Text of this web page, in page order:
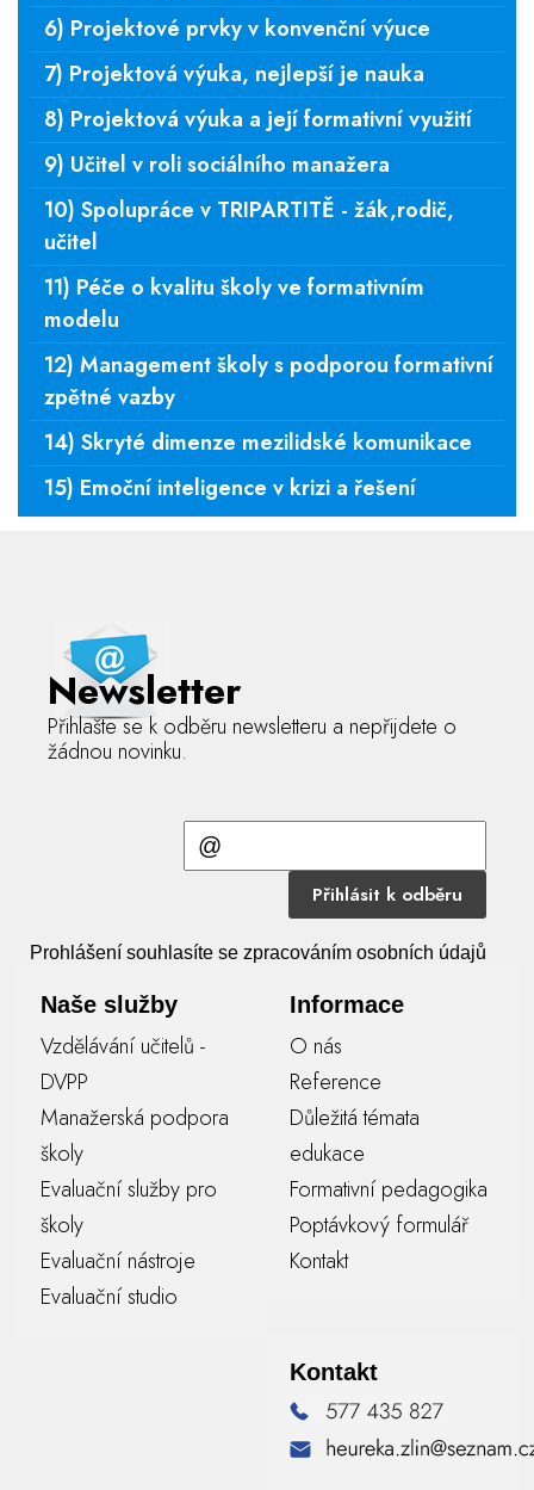
6) Projektové prvky v konvenční výuce
7) Projektová výuka, nejlepší je nauka
8) Projektová výuka a její formativní využití
9) Učitel v roli sociálního manažera
10) Spolupráce v TRIPARTITĚ - žák,rodič,
učitel
11) Péče o kvalitu školy ve formativním
modelu
12) Management školy s podporou formativní
zpětné vazby
14) Skryté dimenze mezilidské komunikace
15) Emoční inteligence v krizi a řešení
Newsletter
Přihlašte se k odběru newsletteru a nepřijdete o
žádnou novinku.
Přihlásit k odběru
Prohlášení souhlasíte se zpracováním osobních údajů
Naše služby
Vzdělávání učitelů -
DVPP
Manažerská podpora
školy
Evaluační služby pro
školy
Evaluační nástroje
Evaluační studio
Informace
O nás
Reference
Důležitá témata
edukace
Formativní pedagogika
Poptávkový formulář
Kontakt
Kontakt